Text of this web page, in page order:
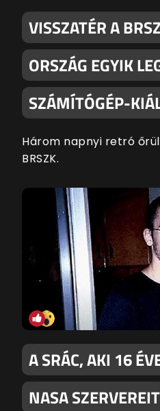
VISSZATÉR A
ORSZÁG EGYIK
SZÁMÍTÓGÉP-
Három napnyi retró
BRSZK.
A SRÁC, AKI 16
NASA SZERVEREIT